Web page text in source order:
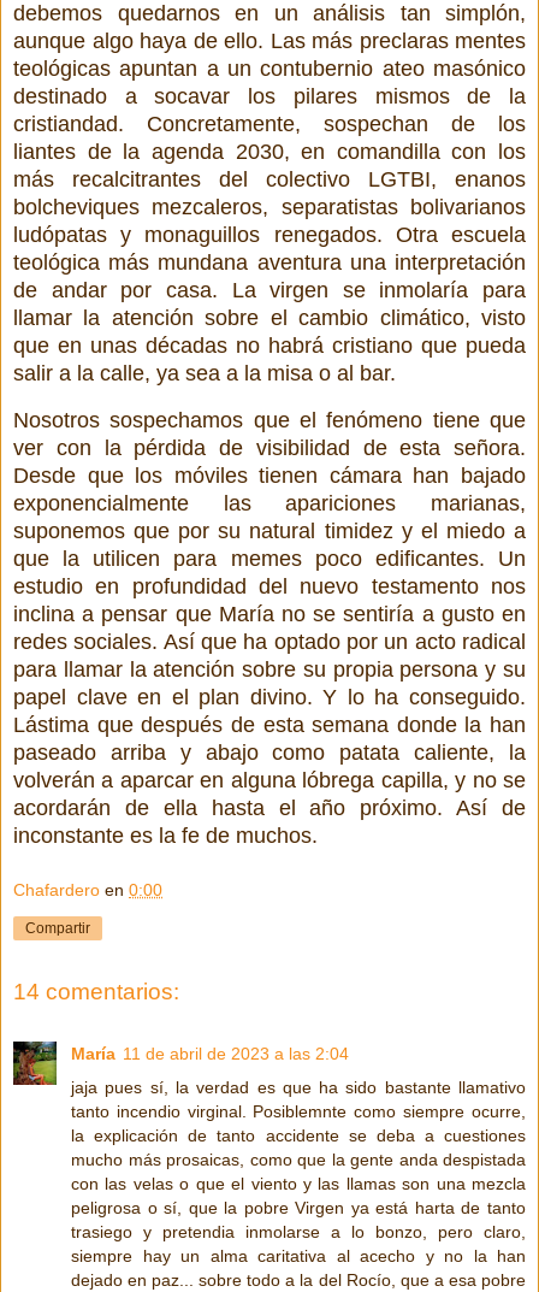
debemos quedarnos en un análisis tan simplón,
aunque algo haya de ello. Las más preclaras mentes
teológicas apuntan a un contubernio ateo masónico
destinado a socavar los pilares mismos de la
cristiandad. Concretamente, sospechan de los
liantes de la agenda 2030, en comandilla con los
más recalcitrantes del colectivo LGTBI, enanos
bolcheviques mezcaleros, separatistas bolivarianos
ludópatas y monaguillos renegados. Otra escuela
teológica más mundana aventura una interpretación
de andar por casa. La virgen se inmolaría para
llamar la atención sobre el cambio climático, visto
que en unas décadas no habrá cristiano que pueda
salir a la calle, ya sea a la misa o al bar.
Nosotros sospechamos que el fenómeno tiene que
ver con la pérdida de visibilidad de esta señora.
Desde que los móviles tienen cámara han bajado
exponencialmente las apariciones marianas,
suponemos que por su natural timidez y el miedo a
que la utilicen para memes poco edificantes. Un
estudio en profundidad del nuevo testamento nos
inclina a pensar que María no se sentiría a gusto en
redes sociales. Así que ha optado por un acto radical
para llamar la atención sobre su propia persona y su
papel clave en el plan divino. Y lo ha conseguido.
Lástima que después de esta semana donde la han
paseado arriba y abajo como patata caliente, la
volverán a aparcar en alguna lóbrega capilla, y no se
acordarán de ella hasta el año próximo. Así de
inconstante es la fe de muchos.
Chafardero en 0:00
Compartir
14 comentarios:
María 11 de abril de 2023 a las 2:04
jaja pues sí, la verdad es que ha sido bastante llamativo
tanto incendio virginal. Posiblemnte como siempre ocurre,
la explicación de tanto accidente se deba a cuestiones
mucho más prosaicas, como que la gente anda despistada
con las velas o que el viento y las llamas son una mezcla
peligrosa o sí, que la pobre Virgen ya está harta de tanto
trasiego y pretendia inmolarse a lo bonzo, pero claro,
siempre hay un alma caritativa al acecho y no la han
dejado en paz... sobre todo a la del Rocío, que a esa pobre